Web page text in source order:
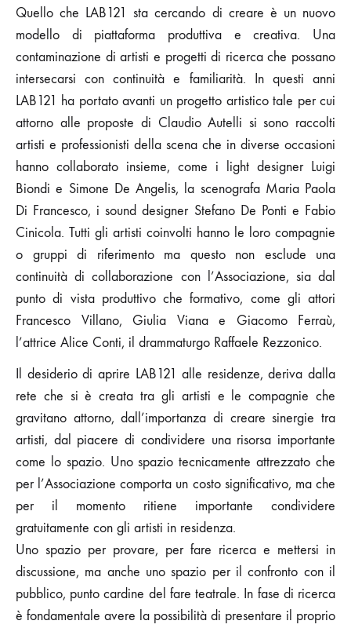
Quello che LAB121 sta cercando di creare è un nuovo
modello di piattaforma produttiva e creativa. Una
contaminazione di artisti e progetti di ricerca che possano
intersecarsi con continuità e familiarità. In questi anni
LAB121 ha portato avanti un progetto artistico tale per cui
attorno alle proposte di Claudio Autelli si sono raccolti
artisti e professionisti della scena che in diverse occasioni
hanno collaborato insieme, come i light designer Luigi
Biondi e Simone De Angelis, la scenografa Maria Paola
Di Francesco, i sound designer Stefano De Ponti e Fabio
Cinicola. Tutti gli artisti coinvolti hanno le loro compagnie
o gruppi di riferimento ma questo non esclude una
continuità di collaborazione con l’Associazione, sia dal
punto di vista produttivo che formativo, come gli attori
Francesco Villano, Giulia Viana e Giacomo Ferraù,
l’attrice Alice Conti, il drammaturgo Raffaele Rezzonico.
Il desiderio di aprire LAB121 alle residenze, deriva dalla
rete che si è creata tra gli artisti e le compagnie che
gravitano attorno, dall’importanza di creare sinergie tra
artisti, dal piacere di condividere una risorsa importante
come lo spazio. Uno spazio tecnicamente attrezzato che
per l’Associazione comporta un costo significativo, ma che
per il momento ritiene importante condividere
gratuitamente con gli artisti in residenza.
Uno spazio per provare, per fare ricerca e mettersi in
discussione, ma anche uno spazio per il confronto con il
pubblico, punto cardine del fare teatrale. In fase di ricerca
è fondamentale avere la possibilità di presentare il proprio